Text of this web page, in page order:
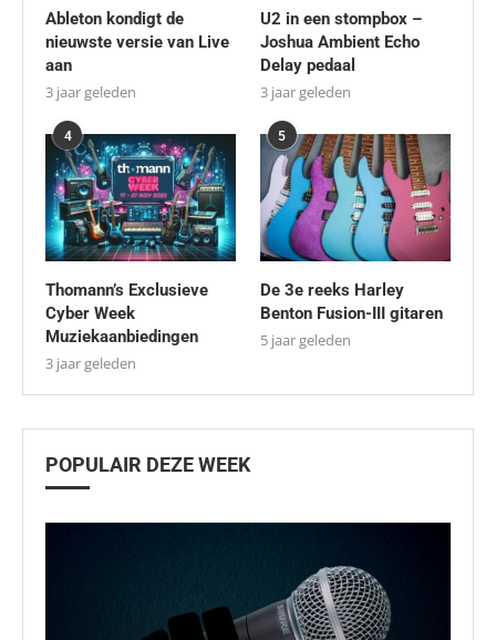
Ableton kondigt de
nieuwste versie van Live
aan
3 jaar geleden
U2 in een stompbox –
Joshua Ambient Echo
Delay pedaal
3 jaar geleden
4
Thomann’s Exclusieve
Cyber Week
Muziekaanbiedingen
3 jaar geleden
5
De 3e reeks Harley
Benton Fusion-III gitaren
5 jaar geleden
POPULAIR DEZE WEEK